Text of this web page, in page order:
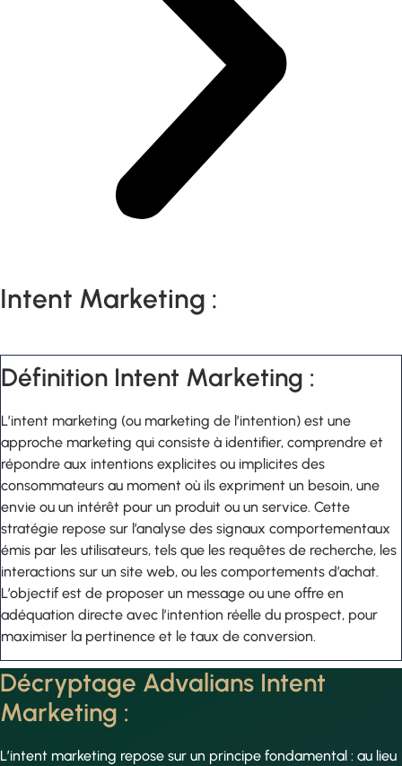
Intent Marketing :
Définition Intent Marketing :
L’intent marketing (ou marketing de l’intention) est une
approche marketing qui consiste à identifier, comprendre et
répondre aux intentions explicites ou implicites des
consommateurs au moment où ils expriment un besoin, une
envie ou un intérêt pour un produit ou un service. Cette
stratégie repose sur l’analyse des signaux comportementaux
émis par les utilisateurs, tels que les requêtes de recherche, les
interactions sur un site web, ou les comportements d’achat.
L’objectif est de proposer un message ou une offre en
adéquation directe avec l’intention réelle du prospect, pour
maximiser la pertinence et le taux de conversion.
Décryptage Advalians Intent
Marketing :
L’intent marketing repose sur un principe fondamental : au lieu